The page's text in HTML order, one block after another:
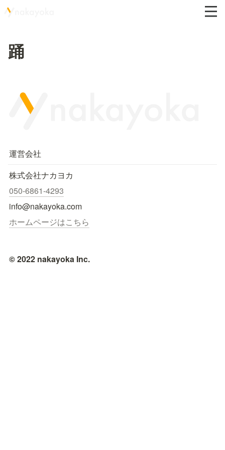
踊
運営会社
株式会社ナカヨカ
050-6861-4293
info@nakayoka.com
ホームページはこちら
© 2022 nakayoka Inc.